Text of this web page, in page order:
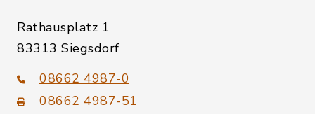
Rathausplatz 1
83313 Siegsdorf
08662 4987-0
08662 4987-51